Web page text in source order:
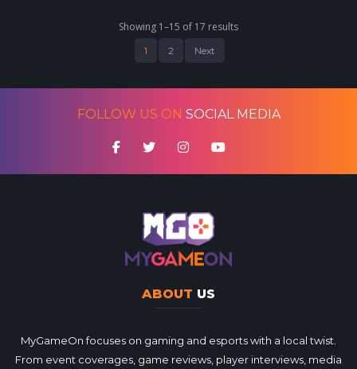
Showing 1–15 of 17 results
1 2 Next
FOLLOW US ON SOCIAL MEDIA
ABOUT US
MyGameOn focuses on gaming and esports with a local twist.
From event coverages, game reviews, player interviews, media